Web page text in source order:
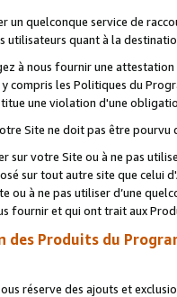
un quelconque service de
utilisateurs quant à la
à nous fournir une
compris les Politiques du
une violation d'une
Site ne doit pas être
sur votre Site ou à ne pas
sur tout autre site que celui
ou à ne pas utiliser d’une
fournir et qui ont trait aux
des Produits du
réserve des ajouts et